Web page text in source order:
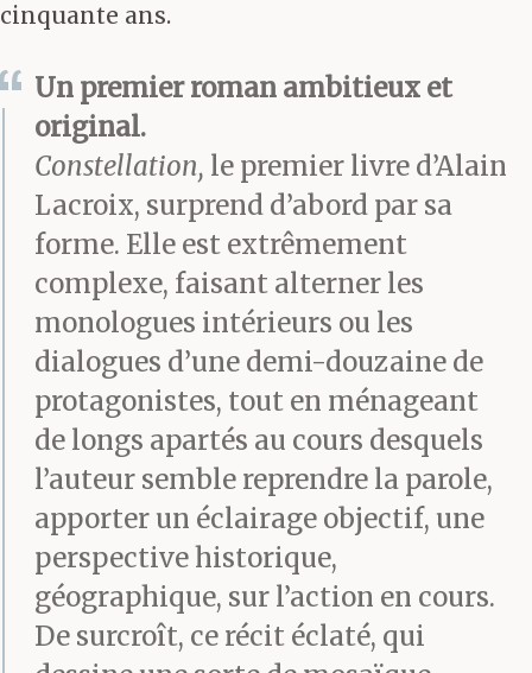
cinquante ans.
Un premier roman ambitieux et
original.
Constellation, le premier livre d’Alain
Lacroix, surprend d’abord par sa
forme. Elle est extrêmement
complexe, faisant alterner les
monologues intérieurs ou les
dialogues d’une demi-douzaine de
protagonistes, tout en ménageant
de longs apartés au cours desquels
l’auteur semble reprendre la parole,
apporter un éclairage objectif, une
perspective historique,
géographique, sur l’action en cours.
De surcroît, ce récit éclaté, qui